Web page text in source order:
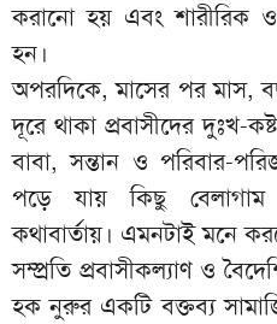
করানো হয় এবং শারীরিক ও
হন।
অপরদিকে, মাসের পর মাস,
দূরে থাকা প্রবাসীদের দুঃখ-
বাবা, সন্তান ও পরিবার-
পড়ে যায় কিছু বেলাগাম
কথাবার্তায়। এমনটাই মনে
সম্প্রতি প্রবাসীকল্যাণ ও
হক নুরুর একটি বক্তব্য